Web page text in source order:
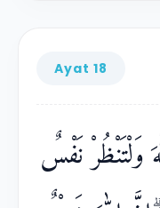
Ayat 18
وَلْتَنْظُرْ نَفْسٌ